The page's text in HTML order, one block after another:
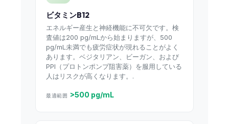
ビタミンB12
エネルギー産生と神経機能に不可欠です。検
査値は200 pg/mLから始まりますが、500
pg/mL未満でも疲労症状が現れることがよく
あります。ベジタリアン、ビーガン、および
PPI（プロトンポンプ阻害薬）を服用している
人はリスクが高くなります。.
最適範囲 >500 pg/mL